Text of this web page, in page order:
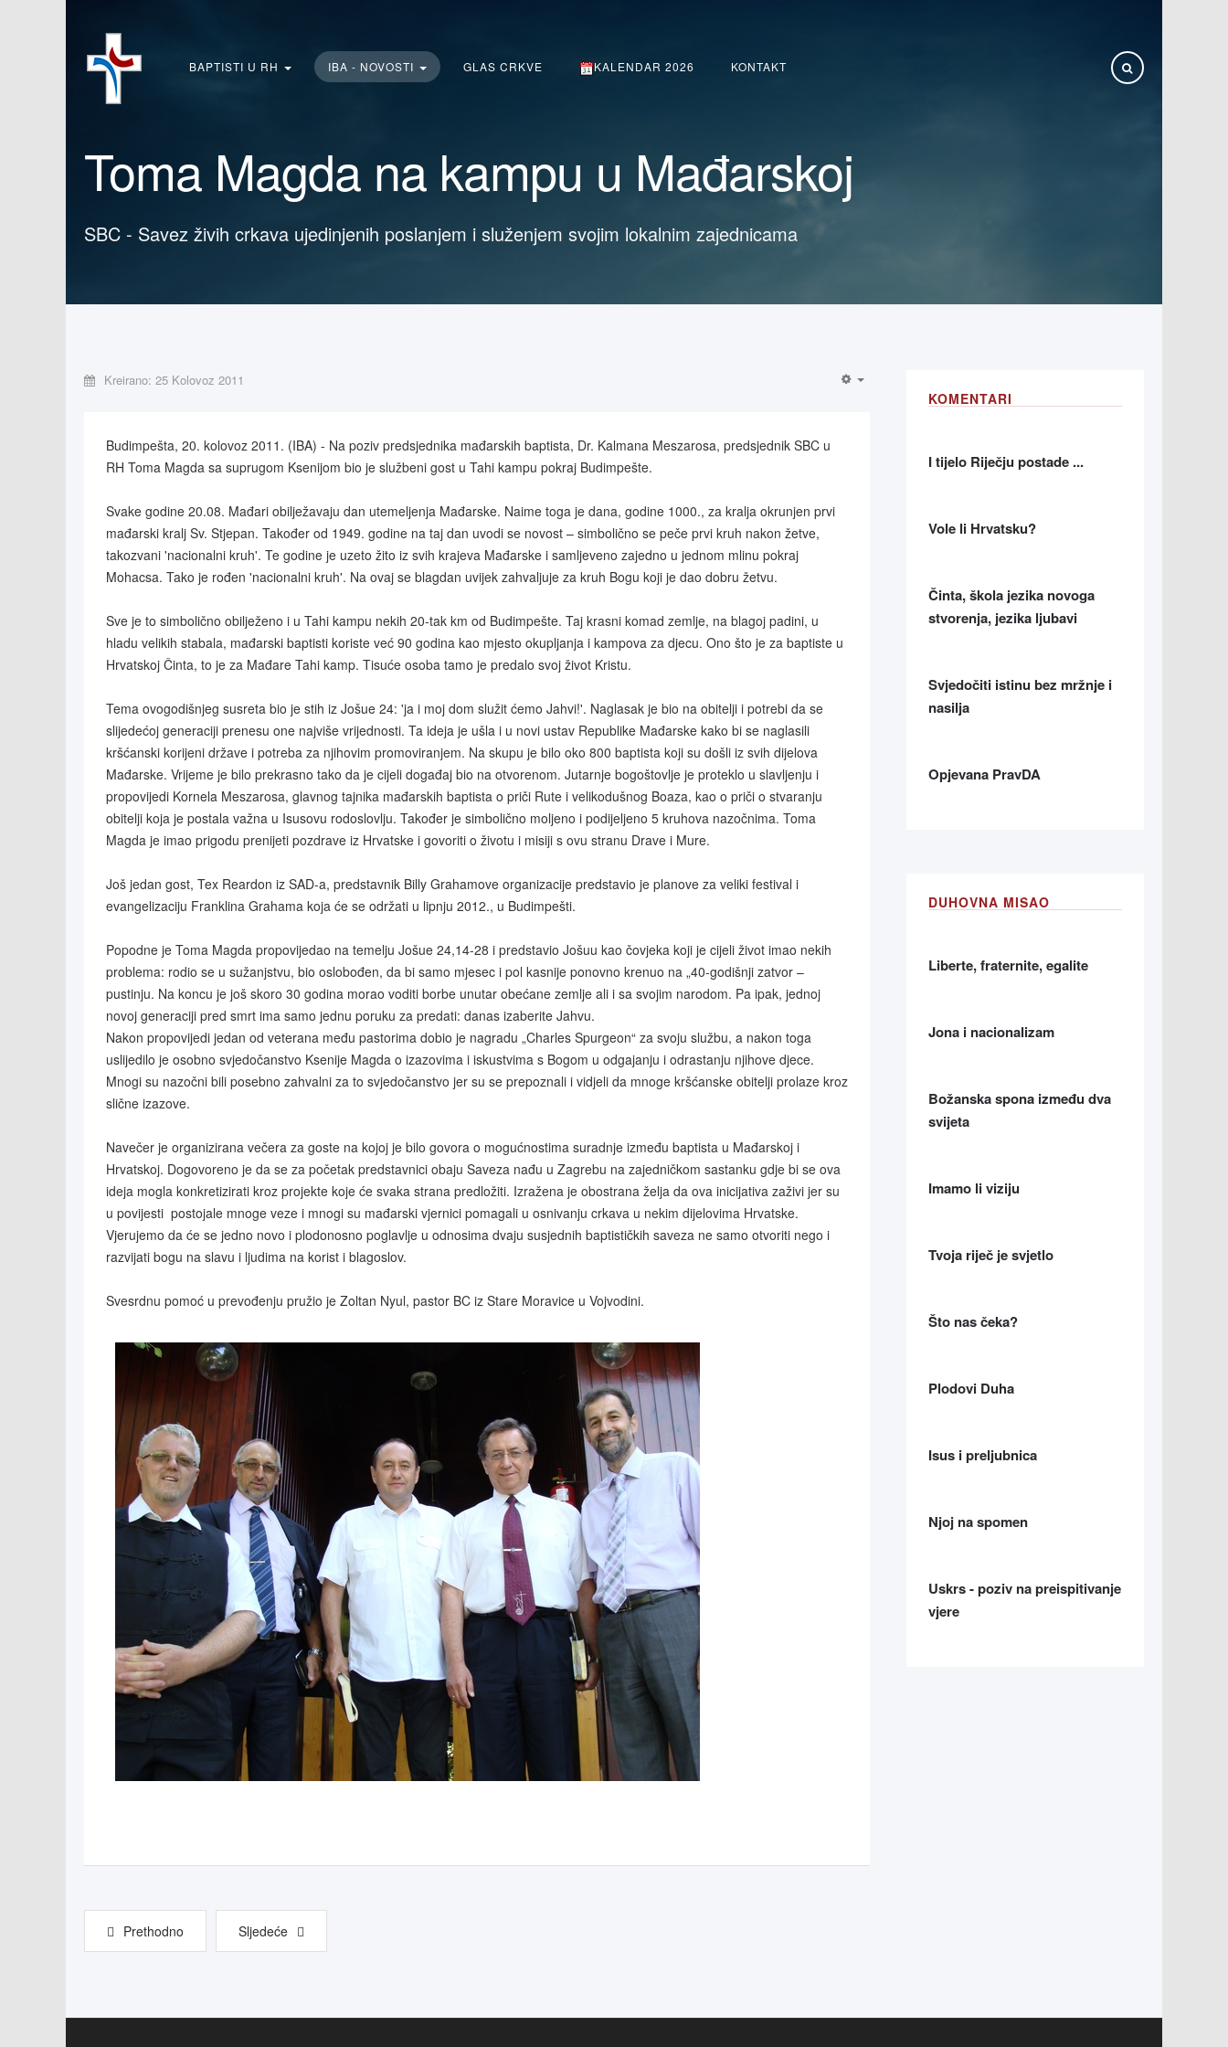
BAPTISTI U RH IBA - NOVOSTI GLAS CRKVE KALENDAR 2026 KONTAKT
Toma Magda na kampu u Mađarskoj
SBC - Savez živih crkava ujedinjenih poslanjem i služenjem svojim lokalnim zajednicama
Kreirano: 25 Kolovoz 2011
Budimpešta, 20. kolovoz 2011. (IBA) - Na poziv predsjednika mađarskih baptista, Dr. Kalmana Meszarosa, predsjednik SBC u
RH Toma Magda sa suprugom Ksenijom bio je službeni gost u Tahi kampu pokraj Budimpešte.
Svake godine 20.08. Mađari obilježavaju dan utemeljenja Mađarske. Naime toga je dana, godine 1000., za kralja okrunjen prvi
mađarski kralj Sv. Stjepan. Također od 1949. godine na taj dan uvodi se novost – simbolično se peče prvi kruh nakon žetve,
takozvani 'nacionalni kruh'. Te godine je uzeto žito iz svih krajeva Mađarske i samljeveno zajedno u jednom mlinu pokraj
Mohacsa. Tako je rođen 'nacionalni kruh'. Na ovaj se blagdan uvijek zahvaljuje za kruh Bogu koji je dao dobru žetvu.
Sve je to simbolično obilježeno i u Tahi kampu nekih 20-tak km od Budimpešte. Taj krasni komad zemlje, na blagoj padini, u
hladu velikih stabala, mađarski baptisti koriste već 90 godina kao mjesto okupljanja i kampova za djecu. Ono što je za baptiste u
Hrvatskoj Činta, to je za Mađare Tahi kamp. Tisuće osoba tamo je predalo svoj život Kristu.
Tema ovogodišnjeg susreta bio je stih iz Jošue 24: 'ja i moj dom služit ćemo Jahvi!'. Naglasak je bio na obitelji i potrebi da se
slijedećoj generaciji prenesu one najviše vrijednosti. Ta ideja je ušla i u novi ustav Republike Mađarske kako bi se naglasili
kršćanski korijeni države i potreba za njihovim promoviranjem. Na skupu je bilo oko 800 baptista koji su došli iz svih dijelova
Mađarske. Vrijeme je bilo prekrasno tako da je cijeli događaj bio na otvorenom. Jutarnje bogoštovlje je proteklo u slavljenju i
propovijedi Kornela Meszarosa, glavnog tajnika mađarskih baptista o priči Rute i velikodušnog Boaza, kao o priči o stvaranju
obitelji koja je postala važna u Isusovu rodoslovlju. Također je simbolično moljeno i podijeljeno 5 kruhova nazočnima. Toma
Magda je imao prigodu prenijeti pozdrave iz Hrvatske i govoriti o životu i misiji s ovu stranu Drave i Mure.
Još jedan gost, Tex Reardon iz SAD-a, predstavnik Billy Grahamove organizacije predstavio je planove za veliki festival i
evangelizaciju Franklina Grahama koja će se održati u lipnju 2012., u Budimpešti.
Popodne je Toma Magda propovijedao na temelju Jošue 24,14-28 i predstavio Jošuu kao čovjeka koji je cijeli život imao nekih
problema: rodio se u sužanjstvu, bio oslobođen, da bi samo mjesec i pol kasnije ponovno krenuo na „40-godišnji zatvor –
pustinju. Na koncu je još skoro 30 godina morao voditi borbe unutar obećane zemlje ali i sa svojim narodom. Pa ipak, jednoj
novoj generaciji pred smrt ima samo jednu poruku za predati: danas izaberite Jahvu.
Nakon propovijedi jedan od veterana među pastorima dobio je nagradu „Charles Spurgeon“ za svoju službu, a nakon toga
uslijedilo je osobno svjedočanstvo Ksenije Magda o izazovima i iskustvima s Bogom u odgajanju i odrastanju njihove djece.
Mnogi su nazočni bili posebno zahvalni za to svjedočanstvo jer su se prepoznali i vidjeli da mnoge kršćanske obitelji prolaze kroz
slične izazove.
Navečer je organizirana večera za goste na kojoj je bilo govora o mogućnostima suradnje između baptista u Mađarskoj i
Hrvatskoj. Dogovoreno je da se za početak predstavnici obaju Saveza nađu u Zagrebu na zajedničkom sastanku gdje bi se ova
ideja mogla konkretizirati kroz projekte koje će svaka strana predložiti. Izražena je obostrana želja da ova inicijativa zaživi jer su
u povijesti postojale mnoge veze i mnogi su mađarski vjernici pomagali u osnivanju crkava u nekim dijelovima Hrvatske.
Vjerujemo da će se jedno novo i plodonosno poglavlje u odnosima dvaju susjednih baptističkih saveza ne samo otvoriti nego i
razvijati bogu na slavu i ljudima na korist i blagoslov.
Svesrdnu pomoć u prevođenju pružio je Zoltan Nyul, pastor BC iz Stare Moravice u Vojvodini.
Prethodno Sljedeće
KOMENTARI
I tijelo Riječju postade ...
Vole li Hrvatsku?
Činta, škola jezika novoga
stvorenja, jezika ljubavi
Svjedočiti istinu bez mržnje i
nasilja
Opjevana PravDA
DUHOVNA MISAO
Liberte, fraternite, egalite
Jona i nacionalizam
Božanska spona između dva
svijeta
Imamo li viziju
Tvoja riječ je svjetlo
Što nas čeka?
Plodovi Duha
Isus i preljubnica
Njoj na spomen
Uskrs - poziv na preispitivanje
vjere